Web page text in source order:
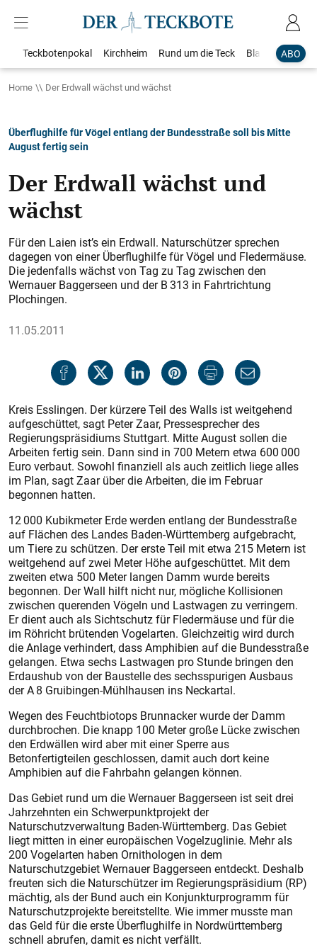
ABO
Teckbotenpokal Kirchheim Rund um die Teck Blaulicht
Home Der Erdwall wächst und wächst
Überflughilfe für Vögel entlang der Bundesstraße soll bis Mitte
August fertig sein
Der Erdwall wächst und
wächst
Für den Laien ist’s ein Erdwall. Naturschützer sprechen
dagegen von einer Überflughilfe für Vögel und Fledermäuse.
Die jedenfalls wächst von Tag zu Tag zwischen den
Wernauer Baggerseen und der B 313 in Fahrtrichtung
Plochingen.
11.05.2011
Kreis Esslingen. Der kürzere Teil des Walls ist weitgehend
aufgeschüttet, sagt Peter Zaar, Pressesprecher des
Regierungspräsidiums Stuttgart. Mitte August sollen die
Arbeiten fertig sein. Dann sind in 700 Metern etwa 600 000
Euro verbaut. Sowohl finanziell als auch zeitlich liege alles
im Plan, sagt Zaar über die Arbeiten, die im Februar
begonnen hatten.
12 000 Kubikmeter Erde werden entlang der Bundesstraße
auf Flächen des Landes Baden-Württemberg aufgebracht,
um Tiere zu schützen. Der erste Teil mit etwa 215 Metern ist
weitgehend auf zwei Meter Höhe aufgeschüttet. Mit dem
zweiten etwa 500 Meter langen Damm wurde bereits
begonnen. Der Wall hilft nicht nur, mögliche Kollisionen
zwischen querenden Vögeln und Lastwagen zu verringern.
Er dient auch als Sichtschutz für Fledermäuse und für die
im Röhricht brütenden Vogelarten. Gleichzeitig wird durch
die Anlage verhindert, dass Amphibien auf die Bundesstraße
gelangen. Etwa sechs Lastwagen pro Stunde bringen den
Erdaushub von der Baustelle des sechsspurigen Ausbaus
der A 8 Gruibingen-Mühlhausen ins Neckartal.
Wegen des Feuchtbiotops Brunn­acker wurde der Damm
durchbrochen. Die knapp 100 Meter große Lücke zwischen
den Erdwällen wird aber mit einer Sperre aus
Betonfertigteilen geschlossen, damit auch dort keine
Amphibien auf die Fahrbahn gelangen können.
Das Gebiet rund um die Wernauer Baggerseen ist seit drei
Jahrzehnten ein Schwerpunktprojekt der
Naturschutzverwaltung Baden-Württemberg. Das Gebiet
liegt mitten in einer europäischen Vogelzuglinie. Mehr als
200 Vogelarten haben Ornithologen in dem
Naturschutzgebiet Wernauer Baggerseen entdeckt. Deshalb
freu­ten sich die Naturschützer im Regierungspräsidium (RP)
mächtig, als der Bund auch ein Konjunkturprogramm für
Naturschutzprojekte bereitstellte. Wie immer musste man
das Geld für die erste Überflughilfe in Nordwürttemberg
schnell abrufen, damit es nicht verfällt.